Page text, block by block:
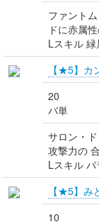
ファント
ドに赤属
Lスキル
【★5】カ
20
バ単
サロン・
攻撃力の
Lスキル
【★5】み
10